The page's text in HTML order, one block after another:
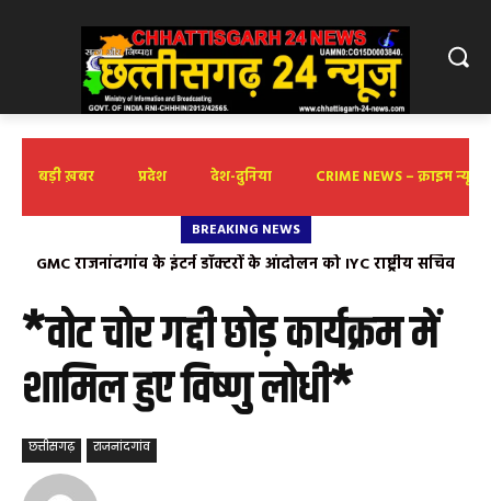
बड़ी ख़बर प्रदेश देश-दुनिया CRIME NEWS – क्राइम न्यूज़
BREAKING NEWS
GMC राजनांदगांव के इंटर्न डॉक्टरों के आंदोलन को IYC राष्ट्रीय सचिव
श्रावण सोमवार को भांठागांव स्वयं भू शिव लिंगेश्वर मे निकलेगी भव्य
*वोट चोर गद्दी छोड़ कार्यक्रम में
शामिल हुए विष्णु लोधी*
छत्तीसगढ़ राजनांदगांव